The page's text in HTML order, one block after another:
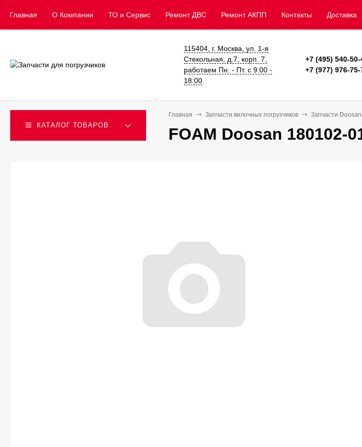
Главная О Компании ТО и Сервис ​Ремонт ДВС Ремонт АКПП Контакты Доставка
115404, г. Москва, ул. 1-я
Стекольная, д.7, корп. 7,
работаем Пн. - Пт. с 9:00 -
18:00
+7 (495) 540-50-
+7 (977) 976-75-
КАТАЛОГ ТОВАРОВ
Главная Запчасти вилочных погрузчиков Запчасти Doosan
FOAM Doosan 180102-